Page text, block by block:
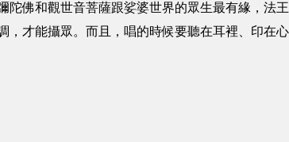
陀佛和觀世音菩薩跟娑婆世界的眾生最有緣，法
，才能攝眾。而且，唱的時候要聽在耳裡、印在